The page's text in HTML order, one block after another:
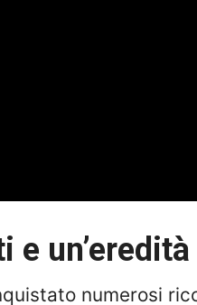
numerosi